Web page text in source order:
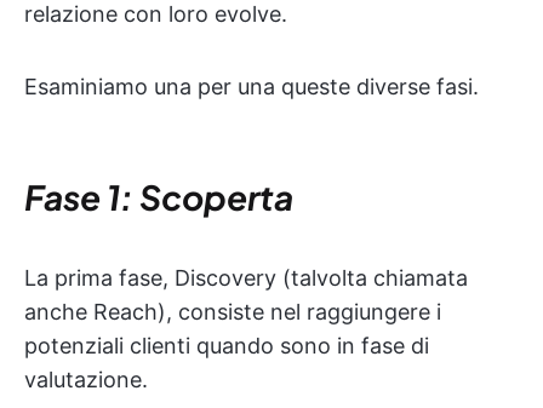
relazione con loro evolve.
Esaminiamo una per una queste diverse fasi.
Fase 1: Scoperta
La prima fase, Discovery (talvolta chiamata
anche Reach), consiste nel raggiungere i
potenziali clienti quando sono in fase di
valutazione.